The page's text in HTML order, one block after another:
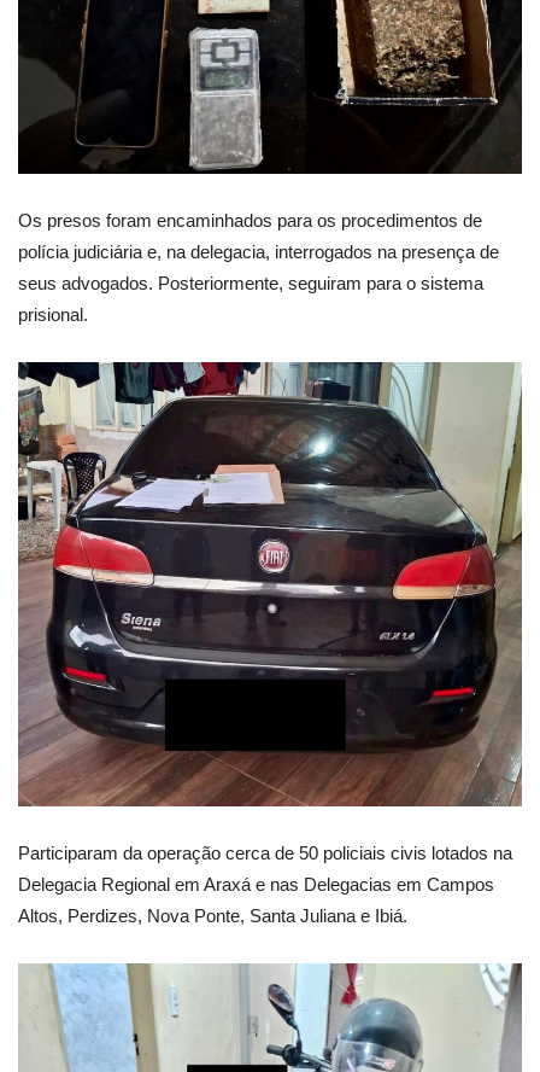
Os presos foram encaminhados para os procedimentos de
polícia judiciária e, na delegacia, interrogados na presença de
seus advogados. Posteriormente, seguiram para o sistema
prisional.
Participaram da operação cerca de 50 policiais civis lotados na
Delegacia Regional em Araxá e nas Delegacias em Campos
Altos, Perdizes, Nova Ponte, Santa Juliana e Ibiá.